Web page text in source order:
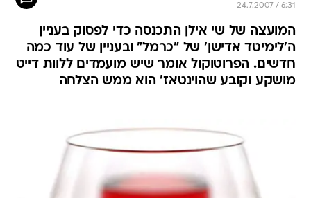
24.7.2007 / 6:31
המועצה של שי אילן התכנסה כדי לפסוק בעניין
ה'לימיטד אדישן' של "כרמל" ובעניין של עוד כמה
חדשים. הפרוטוקול אומר שיש מועמדים ללוות דייט
מושקע וקובע שהוינטאז' הוא ממש הצלחה